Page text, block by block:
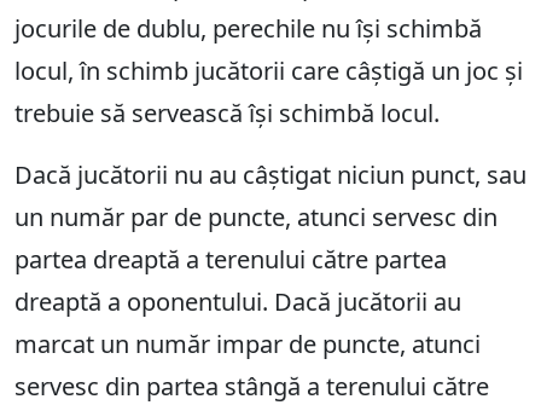
jocurile de dublu, perechile nu își schimbă
locul, în schimb jucătorii care câștigă un joc și
trebuie să servească își schimbă locul.
Dacă jucătorii nu au câștigat niciun punct, sau
un număr par de puncte, atunci servesc din
partea dreaptă a terenului către partea
dreaptă a oponentului. Dacă jucătorii au
marcat un număr impar de puncte, atunci
servesc din partea stângă a terenului către